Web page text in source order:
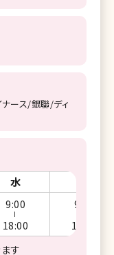
ース/銀聯/ディ
水
9:00
18:00
9:00
18:00
す